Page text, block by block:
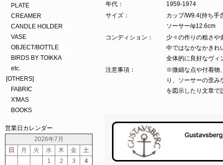
年代：
1959-1974
サイズ：
カップ/W9.4(持ち
ソーサー/φ12.6cm
コンディション：
少々の作りの粗さや
中ではなかなかきれ
全体的に良好なヴィ
注意事項：
※微細な点や付着物
り、ソーサーの歪み
を図示したり文章で
PLATE
CREAMER
CANDLE HOLDER
VASE
OBJECT/BOTTLE
BIRDS BY TOIKKA
etc.
[OTHERS]
FABRIC
X'MAS
BOOKS
営業日カレンダー
2026年7月
日
月 火 水 木 金
土
1
2 3
4